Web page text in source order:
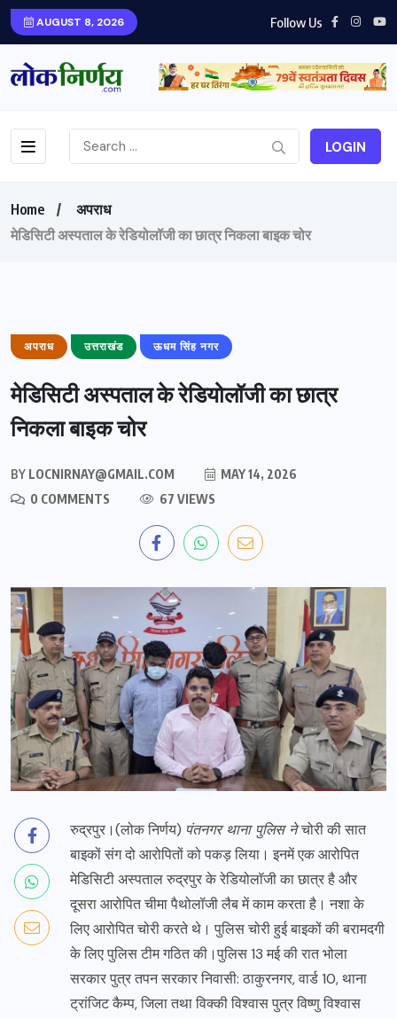
AUGUST 8, 2026 Follow Us
LOGIN
Home
अपराध
मेडिसिटी अस्पताल के रेडियोलॉजी का छात्र निकला बाइक चोर
अपराध उत्तराखंड ऊधम सिंह नगर
मेडिसिटी अस्पताल के रेडियोलॉजी का छात्र
निकला बाइक चोर
BY LOCNIRNAY@GMAIL.COM
MAY 14, 2026
0 COMMENTS
67 VIEWS
रुद्रपुर।(लोक निर्णय) पंतनगर थाना पुलिस नेचोरी की सात
बाइकों संग दो आरोपितों को पकड़ लिया। इनमें एक आरोपित
मेडिसिटी अस्पताल रुद्रपुर के रेडियोलॉजी का छात्र है और
दूसरा आरोपित चीमा पैथोलॉजी लैब में काम करता है। नशा के
लिए आरोपित चोरी करते थे। पुलिस चोरी हुई बाइकों की बरामदगी
के लिए पुलिस टीम गठित की।पुलिस 13 मई की रात भोला
सरकार पुत्र तपन सरकार निवासी: ठाकुरनगर, वार्ड 10, थाना
ट्रांजिट कैम्प, जिला तथा विक्की विश्वास पुत्र विष्णु विश्वास